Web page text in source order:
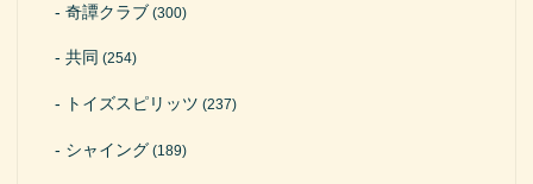
奇譚クラブ (300)
共同 (254)
トイズスピリッツ (237)
シャイング(189)